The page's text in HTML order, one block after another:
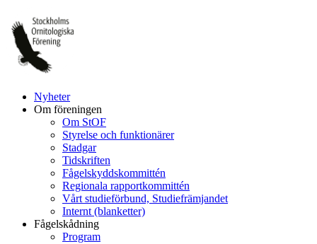
till
innehåll
Nyheter
Om föreningen
Om StOF
Styrelse och funktionärer
Stadgar
Tidskriften
Fågelskyddskommittén
Regionala rapportkommittén
Vårt studieförbund, Studiefrämjandet
Internt (blanketter)
Fågelskådning
Program